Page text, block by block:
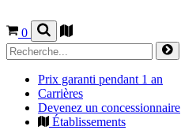
0
Prix garanti pendant 1 an
Carrières
Devenez un concessionnaire
Établissements